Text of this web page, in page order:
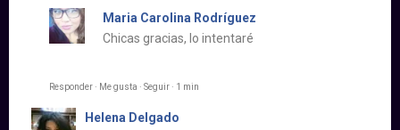
Maria Carolina Rodríguez
Chicas gracias, lo intentaré
Responder · Me gusta · Seguir · 1 min
Helena Delgado